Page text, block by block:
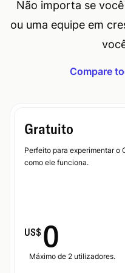
Não importa se
ou uma equipe em
Compare
Gratuito
Perfeito para experimentar o
como ele funciona.
US$ 0
Máximo de 2 utilizadores.